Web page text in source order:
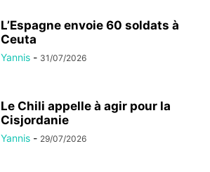
L’Espagne envoie 60 soldats à
Ceuta
Yannis - 31/07/2026
Le Chili appelle à agir pour la
Cisjordanie
Yannis - 29/07/2026